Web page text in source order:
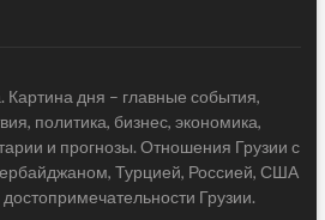
Картина дня – главные события,
политика, бизнес, экономика,
и прогнозы. Отношения Грузии с
Турцией, Россией, США
Грузии.